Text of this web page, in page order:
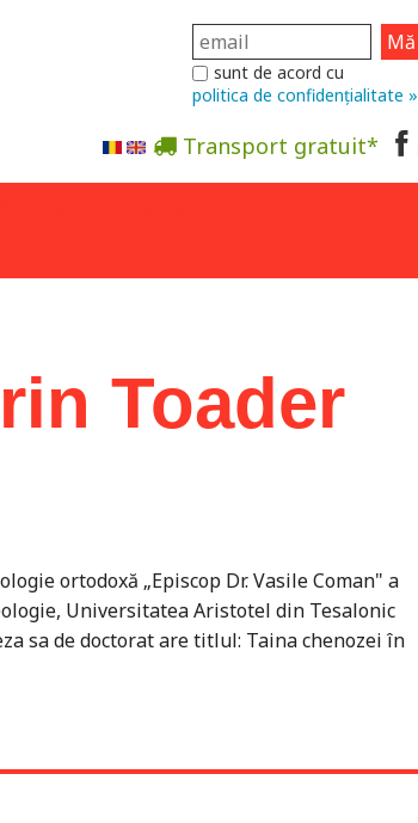
sunt de acord cu
politica de confidențialitate »
Transport gratuit*
Toader
ortodoxă „Episcop Dr. Vasile Coman" a
Universitatea Aristotel din Tesalonic
sa de doctorat are titlul: Taina chenozei în